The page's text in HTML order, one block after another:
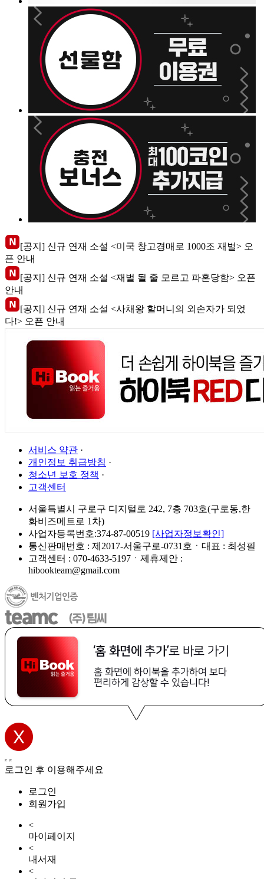
[공지] 신규 연재 소설 <미국 창고경매로 1000조 재벌> 오
픈 안내
[공지] 신규 연재 소설 <재벌 될 줄 모르고 파혼당함> 오픈
안내
[공지] 신규 연재 소설 <사채왕 할머니의 외손자가 되었
다!> 오픈 안내
서비스 약관 ·
개인정보 취급방침 ·
청소년 보호 정책 ·
고객센터
서울특별시 구로구 디지털로 242, 7층 703호(구로동,한
화비즈메트로 1차)
사업자등록번호:374-87-00519 [사업자정보확인]
통신판매번호 : 제2017-서울구로-0731호ㆍ대표 : 최성필
고객센터 : 070-4633-5197ㆍ제휴제안 :
hibookteam@gmail.com
로그인 후 이용해주세요
로그인
회원가입
<
마이페이지
<
내서재
<